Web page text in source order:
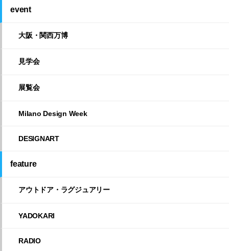
event
大阪・関西万博
見学会
展覧会
Milano Design Week
DESIGNART
feature
アウトドア・ラグジュアリー
YADOKARI
RADIO